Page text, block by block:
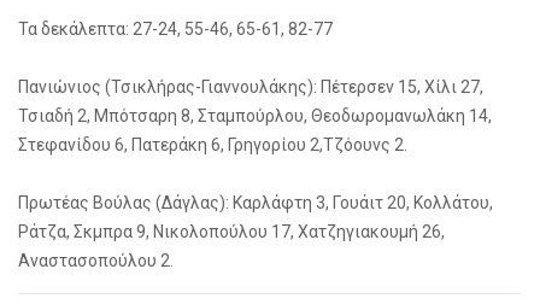
Τα δεκάλεπτα: 27-24, 55-46, 65-61, 82-77
Πανιώνιος (Τσικλήρας-Γιαννουλάκης): Πέτερσεν 15, Χίλι 27,
Τσιαδή 2, Μπότσαρη 8, Σταμπούρλου, Θεοδωρομανωλάκη 14,
Στεφανίδου 6, Πατεράκη 6, Γρηγορίου 2,Τζόουνς 2.
Πρωτέας Βούλας (Δάγλας): Καρλάφτη 3, Γουάιτ 20, Κολλάτου,
Ράτζα, Σκμπρα 9, Νικολοπούλου 17, Χατζηγιακουμή 26,
Αναστασοπούλου 2.